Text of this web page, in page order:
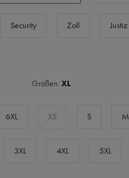
Security Zoll Justiz
Größen: XL
6XL XS S M
3XL 4XL 5XL